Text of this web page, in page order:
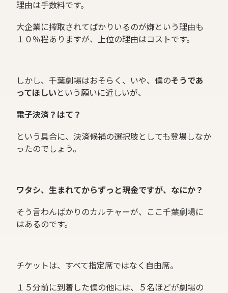
理由は手数料です。
大企業に搾取されてばかりいるのが嫌という理由も
１０％程ありますが、上位の理由はコストです。
しかし、千葉劇場はおそらく、いや、僕のそうであ
ってほしい という願いに近しいが、
電子決済？はて？
という具合に、決済候補の選択肢としても登場しなか
ったのでしょう。
ワタシ、生まれてからずっと現金ですが、なにか？
そう言わんばかりのカルチャーが、ここ千葉劇場に
はあるのです。
チケットは、すべて指定席ではなく自由席。
１５分前に到着した僕の他には、５名ほどが劇場の